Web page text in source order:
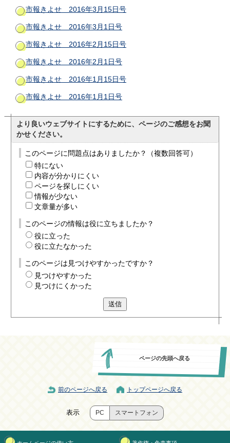
市報きよせ 2016年3月15日号
市報きよせ 2016年3月1日号
市報きよせ 2016年2月15日号
市報きよせ 2016年2月1日号
市報きよせ 2016年1月15日号
市報きよせ 2016年1月1日号
より良いウェブサイトにするために、ページのご感想をお聞
かせください。
このページに問題点はありましたか？（複数回答可）
特にない
内容が分かりにくい
ページを探しにくい
情報が少ない
文章量が多い
このページの情報は役に立ちましたか？
役に立った
役に立たなかった
このページは見つけやすかったですか？
見つけやすかった
見つけにくかった
送信
ページの先頭へ戻る
前のページへ戻る トップページへ戻る
表示 PC スマートフォン